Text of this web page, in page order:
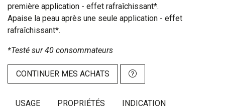
première application - effet rafraîchissant*.
Apaise la peau après une seule application - effet
rafraîchissant*.
*Testé sur 40 consommateurs
CONTINUER MES ACHATS
USAGE PROPRIÉTÉS INDICATION